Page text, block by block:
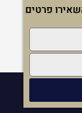
פרטים